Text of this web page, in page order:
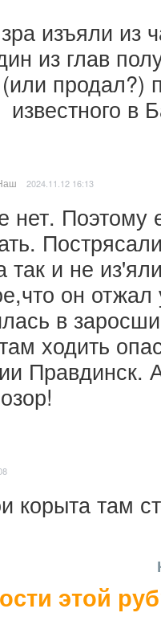
изъяли из
из глав
продал?)
в
2024.11.12 16:13
нет. Поэтому
так и не
он
в
ходить
Правдинск.
корыта там
этой